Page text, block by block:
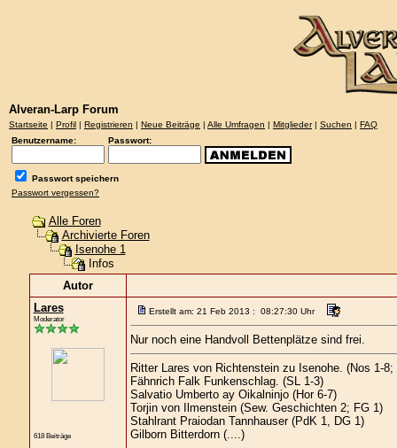
Alveran-Larp Forum
Startseite | Profil | Registrieren | Neue Beiträge | Alle Umfragen | Mitglieder| Suchen | FAQ
Benutzername:
Passwort:
Passwort speichern
Passwort vergessen?
Alle Foren
Archivierte Foren
Isenohe 1
Infos
Autor
Lares
Moderator
618 Beiträge
Erstellt am: 21 Feb 2013 : 08:27:30 Uhr
Nur noch eine Handvoll Bettenplätze sind frei.
Ritter Lares von Richtenstein zu Isenohe. (Nos 1-
Fähnrich Falk Funkenschlag. (SL 1-3)
Salvatio Umberto ay Oikalninjo (Hor 6-7)
Torjin von Ilmenstein (Sew. Geschichten 2; FG 1)
Stahlrant Praiodan Tannhauser (PdK 1, DG 1)
Gilborn Bitterdorn (....)